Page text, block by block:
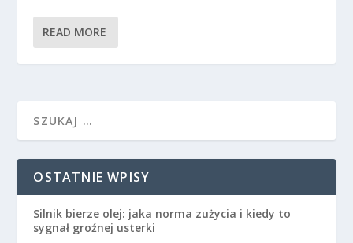
READ MORE
OSTATNIE WPISY
Silnik bierze olej: jaka norma zużycia i kiedy to
sygnał groźnej usterki